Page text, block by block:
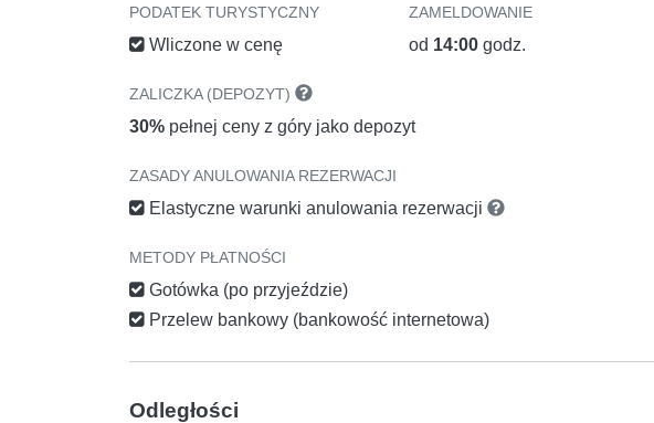
PODATEK TURYSTYCZNY
Wliczone w cenę
ZAMELDOWANIE
od 14:00 godz.
ZALICZKA (DEPOZYT)
30% pełnej ceny z góry jako depozyt
ZASADY ANULOWANIA REZERWACJI
Elastyczne warunki anulowania rezerwacji
METODY PŁATNOŚCI
Gotówka (po przyjeździe)
Przelew bankowy (bankowość internetowa)
Odległości